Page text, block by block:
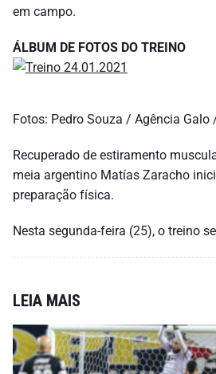
em campo.
ÁLBUM DE FOTOS DO TREINO
Fotos: Pedro Souza / Agência
Recuperado de estiramento
meia argentino Matías Zaracho
preparação física.
Nesta segunda-feira (25), o treino
LEIA MAIS